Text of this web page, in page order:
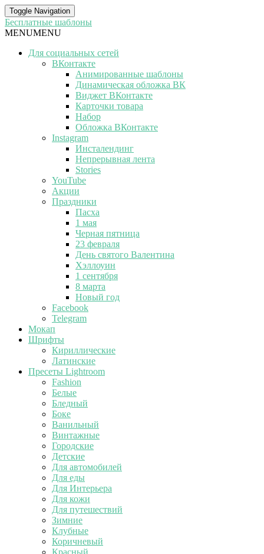
Toggle Navigation
Бесплатные шаблоны
MENUMENU
Для социальных сетей
ВКонтакте
Анимированные шаблоны
Динамическая обложка ВК
Виджет ВКонтакте
Карточки товара
Набор
Обложка ВКонтакте
Instagram
Инсталендинг
Непрерывная лента
Stories
YouTube
Акции
Праздники
Пасха
1 мая
Черная пятница
23 февраля
День святого Валентина
Хэллоуин
1 сентября
8 марта
Новый год
Facebook
Telegram
Мокап
Шрифты
Кириллические
Латинские
Пресеты Lightroom
Fashion
Белые
Бледный
Боке
Ванильный
Винтажные
Городские
Детские
Для автомобилей
Для еды
Для Интерьера
Для кожи
Для путешествий
Зимние
Клубные
Коричневый
Красный